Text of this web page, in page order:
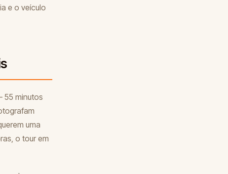
e o veículo
55 minutos
uma
o tour em